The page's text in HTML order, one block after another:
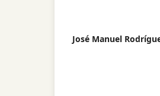
José Manuel